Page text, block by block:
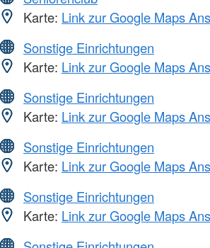
Karte: Link zur Google Maps
Sonstige Einrichtungen
Karte: Link zur Google Maps
Sonstige Einrichtungen
Karte: Link zur Google Maps
Sonstige Einrichtungen
Karte: Link zur Google Maps
Sonstige Einrichtungen
Karte: Link zur Google Maps